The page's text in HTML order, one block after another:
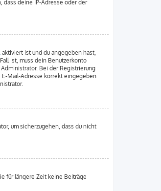
dass deine IP-Adresse oder der
aktiviert ist und du angegeben hast,
ist, muss dein Benutzerkonto
Bei der Registrierung
Mail-Adresse korrekt eingegeben
um sicherzugehen, dass du nicht
für längere Zeit keine Beiträge